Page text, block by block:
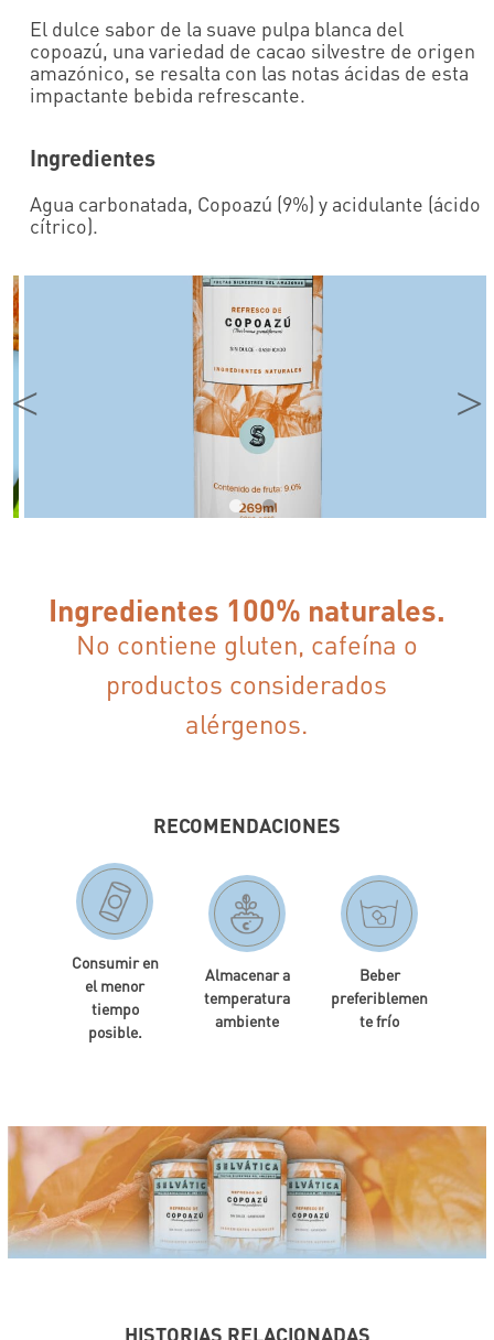
El dulce sabor de la suave pulpa blanca del
copoazú, una variedad de cacao silvestre de origen
amazónico, se resalta con las notas ácidas de esta
impactante bebida refrescante.
Ingredientes
Agua carbonatada, Copoazú (9%) y acidulante (ácido
cítrico).
Ingredientes 100% naturales.
No contiene gluten, cafeína o
productos considerados
alérgenos.
RECOMENDACIONES
Consumir en
el menor
tiempo
posible.
Almacenar a
temperatura
ambiente
Beber
preferiblemen
te frío
HISTORIAS RELACIONADAS